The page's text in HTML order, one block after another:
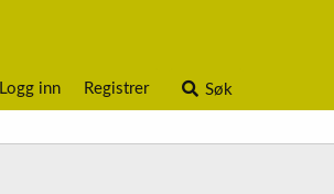
Logg inn Registrer Søk